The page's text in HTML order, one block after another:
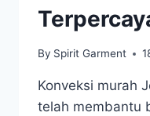
By Spirit Garment
Konveksi murah
telah membantu